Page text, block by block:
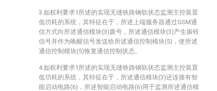
3.如权利要求1所述的实现无缝铁路钢轨状态监测主控装置
低功耗的系统，其特征在于，所述上端服务器通过GSM通
信方式向所述通信模块(3)拨号，所述通信模块(3)产生振铃
信号并作为唤醒信号发送给所述通信控制模块(5)，使所述
通信控制模块(5)恢复通信控制状态。
4.如权利要求1所述的实现无缝铁路钢轨状态监测主控装置
低功耗的系统，其特征在于，所述通信模块(3)还连接有智
能启动电路(6)，所述智能启动电路(6)用于监测所述通信模